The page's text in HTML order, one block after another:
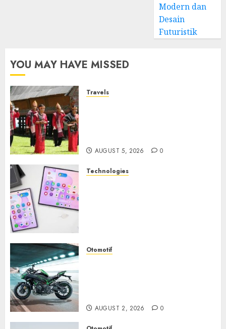
Modern dan
Desain
Futuristik
YOU MAY HAVE MISSED
Travels
AUGUST 5, 2026 0
Technologies
Otomotif
AUGUST 2, 2026 0